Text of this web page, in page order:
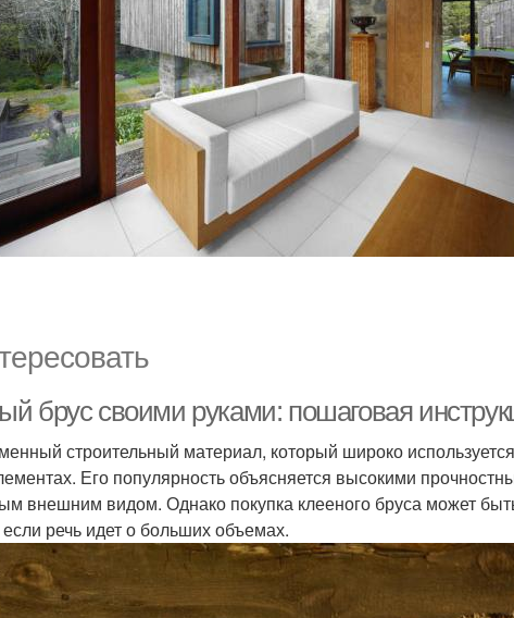
брус своими руками: пошаговая
строительный материал, который широко
Его популярность объясняется высокими
внешним видом. Однако покупка клееного бруса может
речь идет о больших объемах.